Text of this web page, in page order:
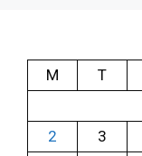
M
T
2
3